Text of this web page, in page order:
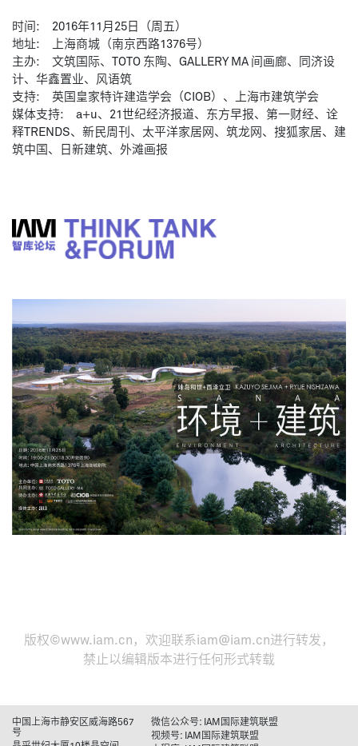
时间:
2016年11月25日（周五）
地址:
上海商城（南京西路1376号）
主办:
文筑国际、TOTO 东陶、GALLERY MA 间画廊、同济设
计、华鑫置业、风语筑
支持:
英国皇家特许建造学会（CIOB）、上海市建筑学会
媒体支持:
a+u、21世纪经济报道、东方早报、第一财经、诠
释TRENDS、新民周刊、太平洋家居网、筑龙网、搜狐家居、建
筑中国、日新建筑、外滩画报
版权©www.iam.cn ，欢迎联系iam@iam.cn进行转发，
禁止以编辑版本进行任何形式转载
中国上海市静安区威海路567
号
微信公众号: IAM国际建筑联盟
视频号: IAM国际建筑联盟